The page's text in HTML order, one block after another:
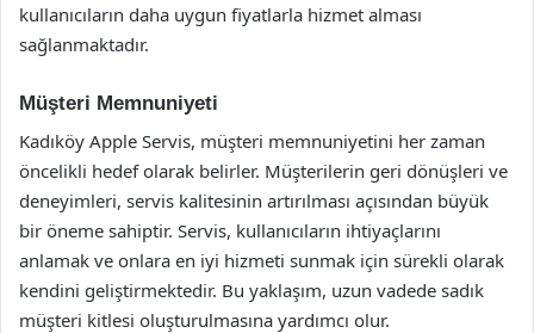
kullanıcıların daha uygun fiyatlarla hizmet alması
sağlanmaktadır.
Müşteri Memnuniyeti
Kadıköy Apple Servis, müşteri memnuniyetini her zaman
öncelikli hedef olarak belirler. Müşterilerin geri dönüşleri ve
deneyimleri, servis kalitesinin artırılması açısından büyük
bir öneme sahiptir. Servis, kullanıcıların ihtiyaçlarını
anlamak ve onlara en iyi hizmeti sunmak için sürekli olarak
kendini geliştirmektedir. Bu yaklaşım, uzun vadede sadık
müşteri kitlesi oluşturulmasına yardımcı olur.